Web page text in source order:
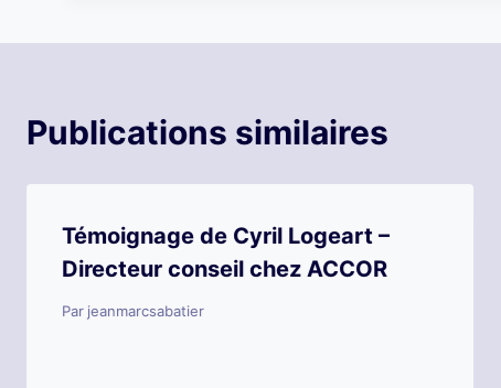
Publications similaires
Témoignage de Cyril Logeart –
Directeur conseil chez ACCOR
Par jeanmarcsabatier